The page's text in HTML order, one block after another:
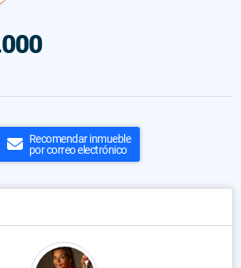
Recomendar inmueble
por correo electrónico